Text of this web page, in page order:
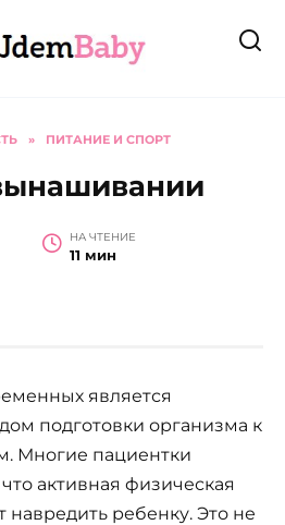
» ПИТАНИЕ И СПОРТ
НА ЧТЕНИЕ
11 мин
является
подготовки организма к
Многие пациентки
активная физическая
навредить ребенку. Это не